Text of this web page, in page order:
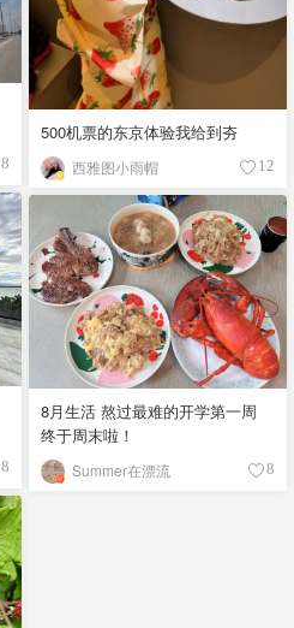
500机票的东京体验我给到夯
西雅图小雨帽 12
8
8
8月生活 熬过最难的开学第一周
终于周末啦！
Summer在漂流 8